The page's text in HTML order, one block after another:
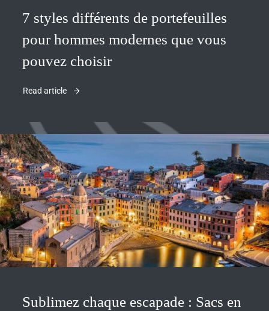
7 styles différents de portefeuilles
pour hommes modernes que vous
pouvez choisir
Read article
Sublimez chaque escapade : Sacs en